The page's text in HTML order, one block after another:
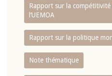
Rapport sur la compétitivité
l‘UEMOA
Rapport sur la politique
Note thématique